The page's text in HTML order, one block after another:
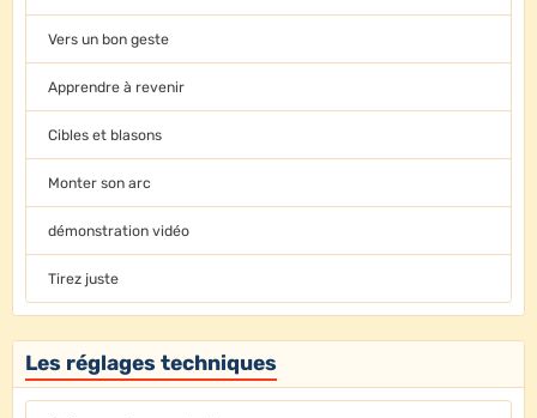
Vers un bon geste
Apprendre à revenir
Cibles et blasons
Monter son arc
démonstration vidéo
Tirez juste
Les réglages techniques